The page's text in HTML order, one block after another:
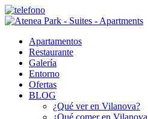
Apartamentos
Restaurante
Galería
Entorno
Ofertas
BLOG
¿Qué ver en Vilanova?
¿Qué comer en